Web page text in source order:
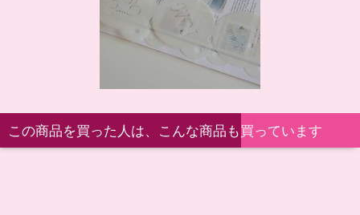
この商品を買った人は、こんな商品も買っています